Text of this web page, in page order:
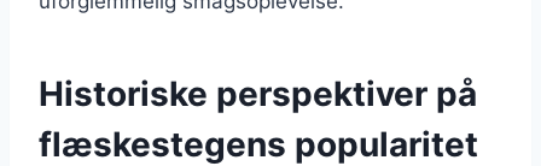
Historiske perspektiver på
flæskestegens popularitet